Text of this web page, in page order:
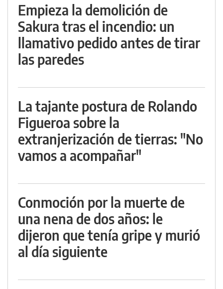
Empieza la demolición de
Sakura tras el incendio: un
llamativo pedido antes de tirar
las paredes
La tajante postura de Rolando
Figueroa sobre la
extranjerización de tierras: "No
vamos a acompañar"
Conmoción por la muerte de
una nena de dos años: le
dijeron que tenía gripe y murió
al día siguiente